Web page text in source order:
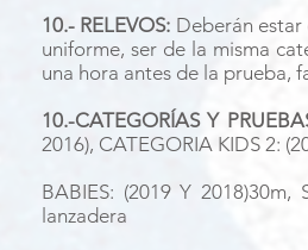
10.- RELEVOS: Deberán
uniforme, ser de la misma
una hora antes de la prueba,
10.-CATEGORÍAS Y
2016), CATEGORIA KIDS 2:
BABIES: (2019 Y
lanzadera